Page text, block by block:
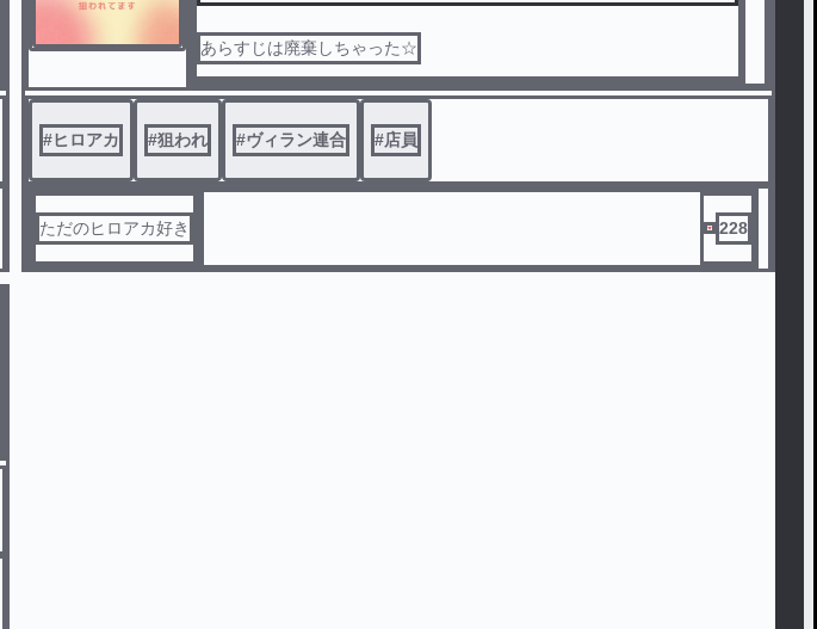
あらすじは廃棄しちゃった☆
#ヒロアカ #狙われ #ヴィラン連合 #店員
ただのヒロアカ好き 228